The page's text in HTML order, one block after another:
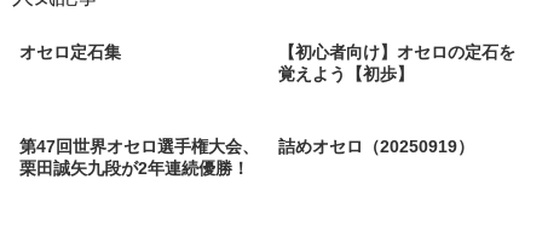
オセロ定石集
【初心者向け】オセロの定石を
覚えよう【初歩】
第47回世界オセロ選手権大会、
栗田誠矢九段が2年連続優勝！
詰めオセロ（20250919）